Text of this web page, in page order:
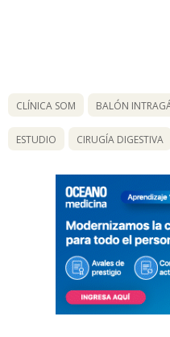
CLÍNICA SOM BALÓN
ESTUDIO CIRUGÍA DIGESTIVA